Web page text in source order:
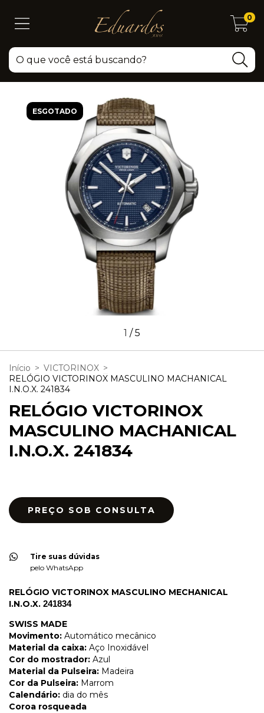
0
ESGOTADO
1 /5
Início > VICTORINOX >
RELÓGIO VICTORINOX MASCULINO MACHANICAL
I.N.O.X. 241834
RELÓGIO VICTORINOX
MASCULINO MACHANICAL
I.N.O.X. 241834
Tire suas dúvidas
pelo WhatsApp
RELÓGIO VICTORINOX MASCULINO MECHANICAL
I.N.O.X. 241834
SWISS MADE
Movimento: Automático mecânico
Material da caixa: Aço Inoxidável
Cor do mostrador: Azul
Material da Pulseira: Madeira
Cor da Pulseira: Marrom
Calendário: dia do mês
Coroa rosqueada